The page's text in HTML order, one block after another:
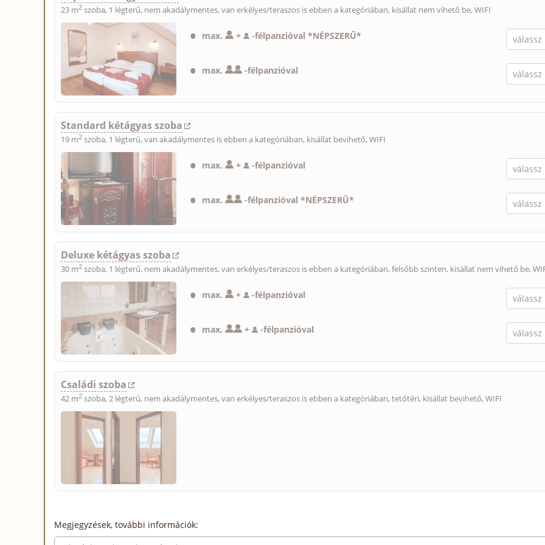
23 m2 szoba, 1 légterű, nem akadálymentes, van erkélyes/teraszos is ebben a kategóriában, kisállat nem vihető be, WIFI
max. + -félpanzióval *NÉPSZERŰ*
max. -félpanzióval
Standard kétágyas szoba
19 m2 szoba, 1 légterű, van akadálymentes is ebben a kategóriában, kisállat bevihető, WIFI
max. + -félpanzióval
max. -félpanzióval *NÉPSZERŰ*
Deluxe kétágyas szoba
30 m2 szoba, 1 légterű, nem akadálymentes, van erkélyes/teraszos is ebben a kategóriában, felsőbb szinten, kisállat nem vihető be,
max. + -félpanzióval
max. + -félpanzióval
Családi szoba
42 m2 szoba, 2 légterű, nem akadálymentes, van erkélyes/teraszos is ebben a kategóriában, tetőtéri, kisállat bevihető, WIFI
Megjegyzések, további információk: